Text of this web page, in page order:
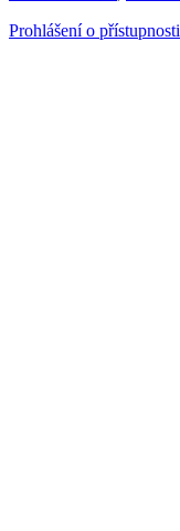
Prohlášení o přístupnosti